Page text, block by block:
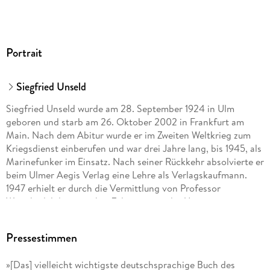
Portrait
Siegfried Unseld
Siegfried Unseld wurde am 28. September 1924 in Ulm
geboren und starb am 26. Oktober 2002 in Frankfurt am
Main. Nach dem Abitur wurde er im Zweiten Weltkrieg zum
Kriegsdienst einberufen und war drei Jahre lang, bis 1945, als
Marinefunker im Einsatz. Nach seiner Rückkehr absolvierte er
beim Ulmer Aegis Verlag eine Lehre als Verlagskaufmann.
1947 erhielt er durch die Vermittlung von Professor
Weischedel die erstrebte Zulassung an der Universität
und Sinologie. Seinen Lebensunterhalt bestritt Unseld als
Tübingen. 1951 promovierte er mit einer Dissertation über
Pressestimmen
»[Das] vielleicht wichtigste deutschsprachige Buch des